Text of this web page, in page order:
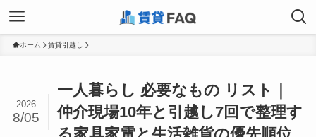
ホーム 賃貸引越し
一人暮らし 必要なもの リスト｜
仲介現場10年と引越し7回で整理す
2026
8/05